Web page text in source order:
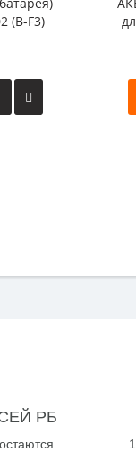
(B-F3)
РБ